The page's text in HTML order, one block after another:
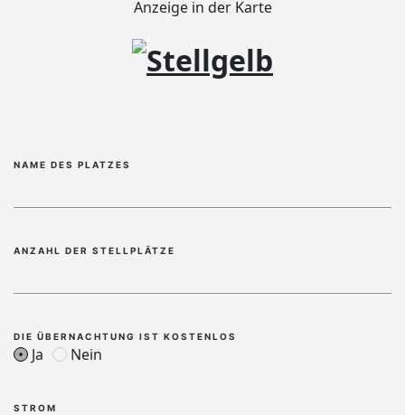
Anzeige in der Karte
NAME DES PLATZES
ANZAHL DER STELLPLÄTZE
DIE ÜBERNACHTUNG IST KOSTENLOS
Ja Nein
STROM